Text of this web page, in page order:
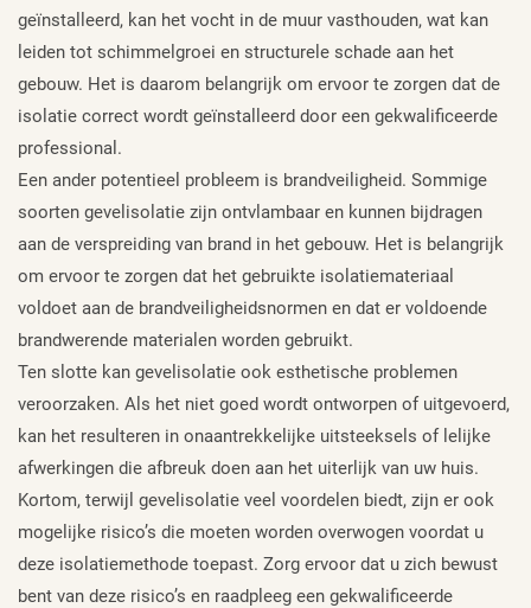
geïnstalleerd, kan het vocht in de muur vasthouden, wat kan
leiden tot schimmelgroei en structurele schade aan het
gebouw. Het is daarom belangrijk om ervoor te zorgen dat de
isolatie correct wordt geïnstalleerd door een gekwalificeerde
professional.
Een ander potentieel probleem is brandveiligheid. Sommige
soorten gevelisolatie zijn ontvlambaar en kunnen bijdragen
aan de verspreiding van brand in het gebouw. Het is belangrijk
om ervoor te zorgen dat het gebruikte isolatiemateriaal
voldoet aan de brandveiligheidsnormen en dat er voldoende
brandwerende materialen worden gebruikt.
Ten slotte kan gevelisolatie ook esthetische problemen
veroorzaken. Als het niet goed wordt ontworpen of uitgevoerd,
kan het resulteren in onaantrekkelijke uitsteeksels of lelijke
afwerkingen die afbreuk doen aan het uiterlijk van uw huis.
Kortom, terwijl gevelisolatie veel voordelen biedt, zijn er ook
mogelijke risico’s die moeten worden overwogen voordat u
deze isolatiemethode toepast. Zorg ervoor dat u zich bewust
bent van deze risico’s en raadpleeg een gekwalificeerde